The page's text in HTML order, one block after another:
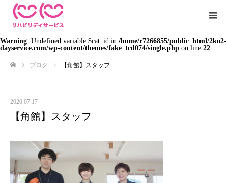
Warning: Undefined variable $cat_id in /home/r7266855/public_html/2ko2-
dayservice.com/wp-content/themes/fake_tcd074/single.php on line 22
ブログ 【角館】スタッフ
2020.07.17
【角館】スタッフ